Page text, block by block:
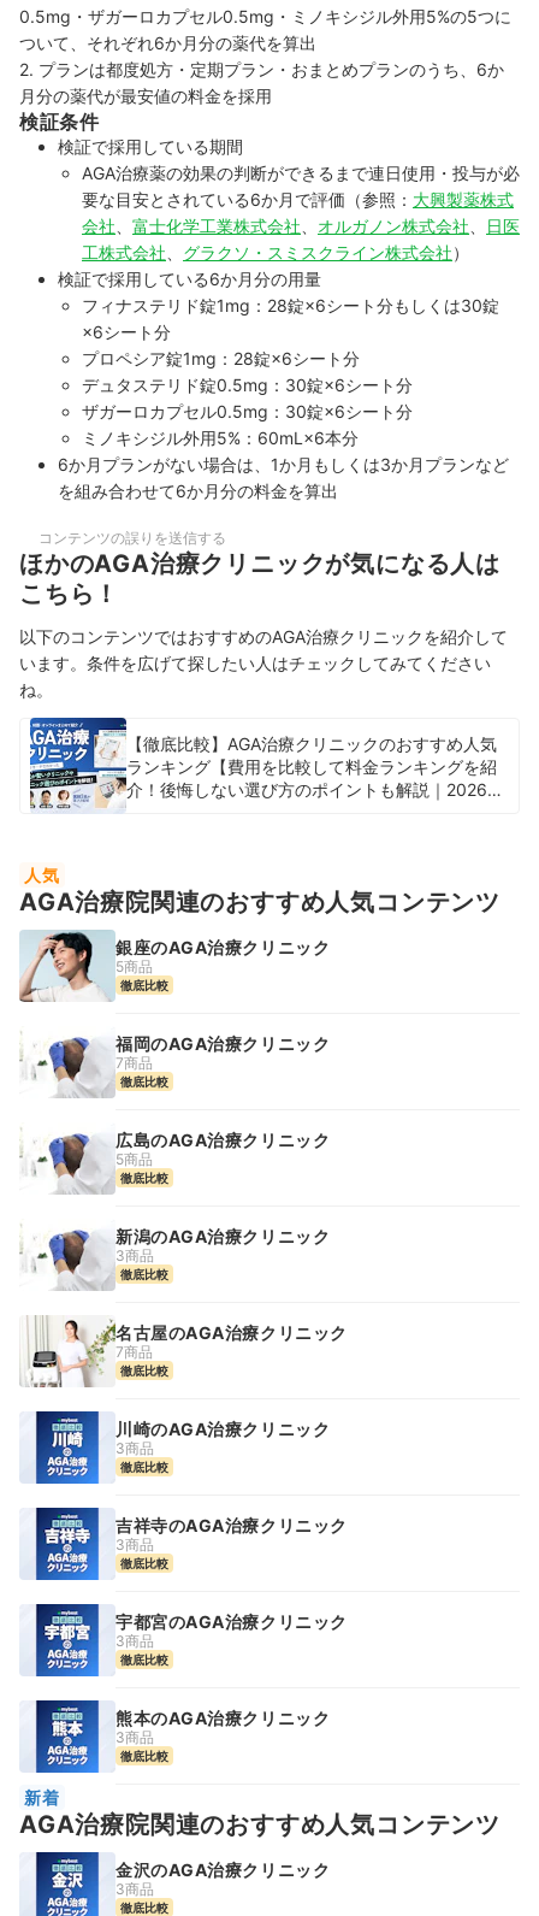
0.5mg・ザガーロカプセル0.5mg・ミノキシジル外用5%の5つに
ついて、それぞれ6か月分の薬代を算出
2. プランは都度処方・定期プラン・おまとめプランのうち、6か
月分の薬代が最安値の料金を採用
検証条件
検証で採用している期間
AGA治療薬の効果の判断ができるまで連日使用・投与が必
要な目安とされている6か月で評価（参照： 大興製薬株式
会社
富士化学工業株式会社 オルガノン株式会社
日医
工株式会社
グラクソ・スミスクライン株式会社）
検証で採用している6か月分の用量
フィナステリド錠1mg：28錠×6シート分もしくは30錠
×6シート分
プロペシア錠1mg：28錠×6シート分
デュタステリド錠0.5mg：30錠×6シート分
ザガーロカプセル0.5mg：30錠×6シート分
ミノキシジル外用5%：60mL×6本分
6か月プランがない場合は、1か月もしくは3か月プランなど
を組み合わせて6か月分の料金を算出
コンテンツの誤りを送信する
ほかのAGA治療クリニックが気になる人は
こちら！
以下のコンテンツではおすすめのAGA治療クリニックを紹介して
います。条件を広げて探したい人はチェックしてみてください
ね。
【徹底比較】AGA治療クリニックのおすすめ人気
ランキング【費用を比較して料金ランキングを紹
介！後悔しない選び方のポイントも解説｜2026
人気
AGA治療院関連のおすすめ人気コンテンツ
銀座のAGA治療クリニック
5商品
徹底比較
福岡のAGA治療クリニック
7商品
徹底比較
広島のAGA治療クリニック
5商品
徹底比較
新潟のAGA治療クリニック
3商品
徹底比較
名古屋のAGA治療クリニック
7商品
徹底比較
川崎のAGA治療クリニック
3商品
徹底比較
吉祥寺のAGA治療クリニック
3商品
徹底比較
宇都宮のAGA治療クリニック
3商品
徹底比較
熊本のAGA治療クリニック
3商品
徹底比較
新着
AGA治療院関連のおすすめ人気コンテンツ
金沢のAGA治療クリニック
3商品
徹底比較